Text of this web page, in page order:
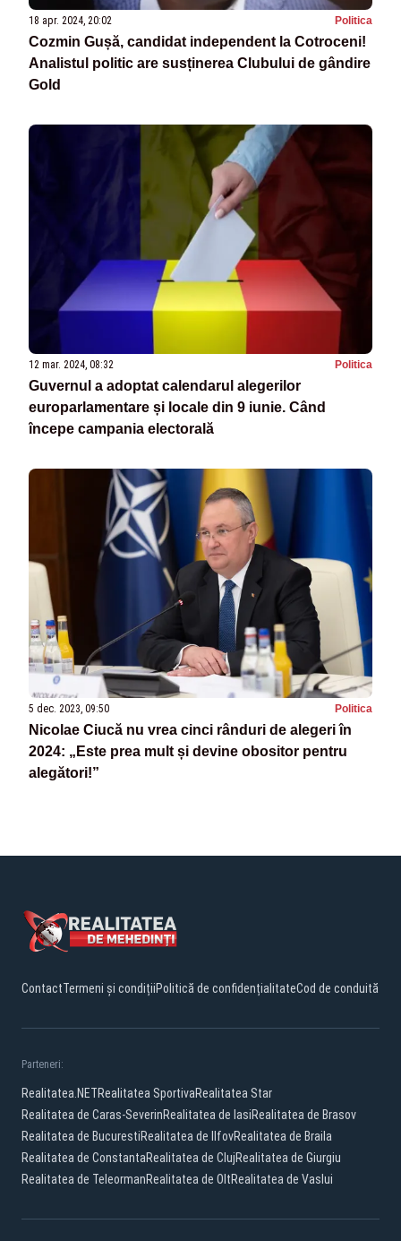
18 apr. 2024, 20:02 Politica
Cozmin Gușă, candidat independent la Cotroceni!
Analistul politic are susținerea Clubului de gândire
Gold
12 mar. 2024, 08:32 Politica
Guvernul a adoptat calendarul alegerilor
europarlamentare și locale din 9 iunie. Când
începe campania electorală
5 dec. 2023, 09:50 Politica
Nicolae Ciucă nu vrea cinci rânduri de alegeri în
2024: „Este prea mult și devine obositor pentru
alegători!”
ContactTermeni și condițiiPolitică de confidențialitateCod de conduită
Parteneri:
Realitatea.NETRealitatea SportivaRealitatea Star
Realitatea de Caras-SeverinRealitatea de IasiRealitatea de Brasov
Realitatea de BucurestiRealitatea de IlfovRealitatea de Braila
Realitatea de ConstantaRealitatea de ClujRealitatea de Giurgiu
Realitatea de TeleormanRealitatea de OltRealitatea de Vaslui